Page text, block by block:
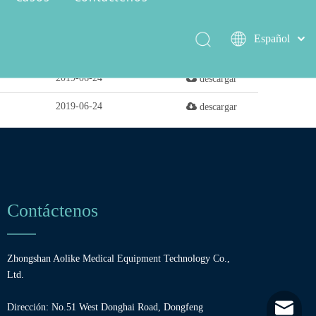
Serie de encer salvaje
Capacidad de producción
Español
简体中文
descargar
2019-06-24 descargar
2019-06-24 descargar
Contáctenos
Zhongshan Aolike Medical Equipment Technology Co.,
Ltd.
Dirección: No.51 West Donghai Road, Dongfeng